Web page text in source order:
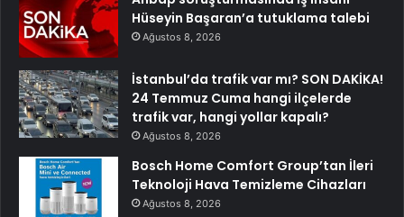
Hüseyin Başaran’a tutuklama talebi
Ağustos 8, 2026
İstanbul’da trafik var mı? SON DAKİKA!
24 Temmuz Cuma hangi ilçelerde
trafik var, hangi yollar kapalı?
Ağustos 8, 2026
Bosch Home Comfort Group’tan İleri
Teknoloji Hava Temizleme Cihazları
Ağustos 8, 2026